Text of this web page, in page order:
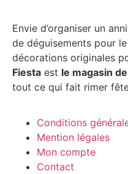
Envie d’organiser un
de déguisements pour
décorations originales
Fiesta est le magasin
tout ce qui fait rimer
Conditions
Mention légales
Mon compte
Contact